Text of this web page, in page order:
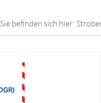
Sie befinden sich hier: